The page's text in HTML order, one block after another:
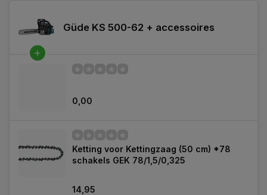
Güde KS 500-62 + accessoires
0,00
Ketting voor Kettingzaag (50 cm) *78
schakels GEK 78/1,5/0,325
14,95